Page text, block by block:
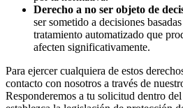
Derecho a no ser objeto de
ser sometido a decisiones
tratamiento automatizado que
afecten significativamente.
Para ejercer cualquiera de estos
contacto con nosotros a través de
Responderemos a tu solicitud dentro